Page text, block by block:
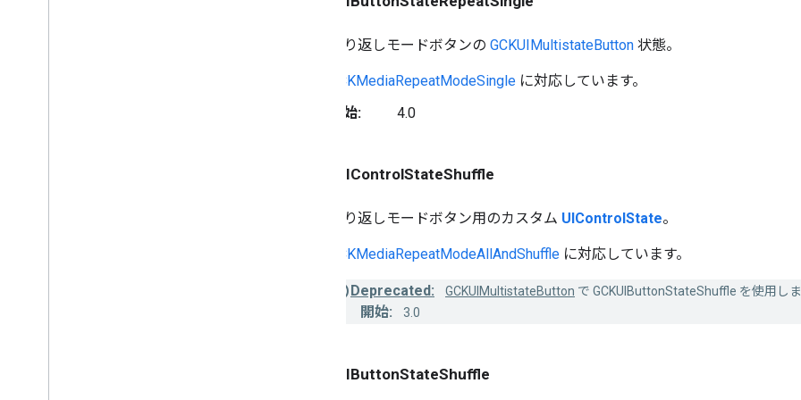
繰り返しモードボタンの GCKUIMultistateButton 状態。
GCKMediaRepeatModeSingle に対応しています。
開始:
4.0
GCKUIControlStateShuffle
繰り返しモードボタン用のカスタム UIControlState。
GCKMediaRepeatModeAllAndShuffle に対応しています。
Deprecated: GCKUIMultistateButton で GCKUIButtonStateShuffle を使用し
開始: 3.0
GCKUIButtonStateShuffle